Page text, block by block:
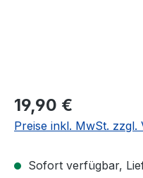
19,90 €
Preise inkl. MwSt. zzgl.
Sofort verfügbar,